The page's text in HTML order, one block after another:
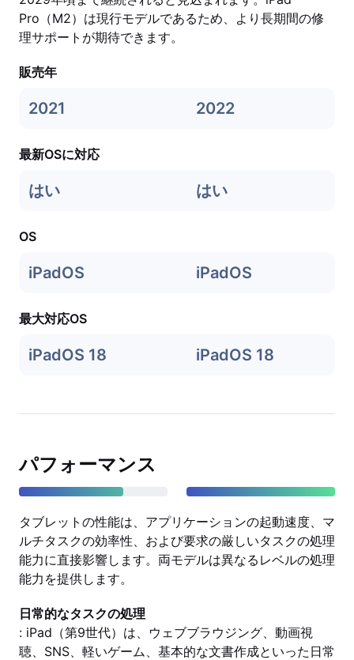
Pro（M2）は現行モデルであるため、より長期間の修
理サポートが期待できます。
販売年
2021 2022
最新OSに対応
はい はい
OS
iPadOS iPadOS
最大対応OS
iPadOS 18 iPadOS 18
パフォーマンス
タブレットの性能は、アプリケーションの起動速度、マ
ルチタスクの効率性、および要求の厳しいタスクの処理
能力に直接影響します。両モデルは異なるレベルの処理
能力を提供します。
日常的なタスクの処理
: iPad（第9世代）は、ウェブブラウジング、動画視
聴、SNS、軽いゲーム、基本的な文書作成といった日常